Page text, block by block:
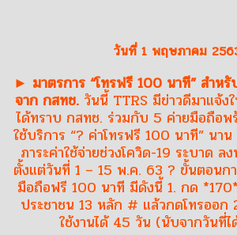
วันที่ 1 พฤษภาคม
► มาตรการ “โทรฟรี 100 นาที” สำห
จาก กสทช. วันนี้ TTRS มีข่าวดีมาแจ้ง
ได้ทราบ กสทช. ร่วมกับ 5 ค่ายมือถือพ
ใช้บริการ “? ค่าโทรฟรี 100 นาที” นา
ภาระค่าใช้จ่ายช่วงโควิด-19 ระบาด ล
ตั้งแต่วันที่ 1 – 15 พ.ค. 63 ? ขั้นตอนกา
มือถือฟรี 100 นาที มีดังนี้ 1. กด
ประชาชน 13 หลัก # แล้วกดโทรออก
ใช้งานได้ 45 วัน (นับจากวันที่ไ